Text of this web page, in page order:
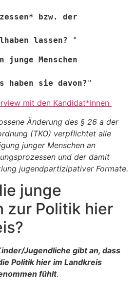
bzw. der
lassen?
"
junge Menschen
haben sie davon?"
mit den Kandidat*innen
Änderung des § 26 a der
(TKO) verpflichtet alle
junger Menschen an
und der damit
jugendpartizipativer Formate.
junge
zur Politik hier
Jugendliche gibt an, dass
Politik hier im Landkreis
fühlt.